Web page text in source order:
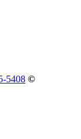
5408 ©